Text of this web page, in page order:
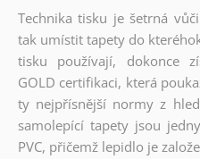
Technika tisku je šetrná
tak umístit tapety do
tisku používají, dokonce
GOLD certifikaci, která
ty nejpřísnější normy z
samolepící tapety jsou
PVC, přičemž lepidlo je